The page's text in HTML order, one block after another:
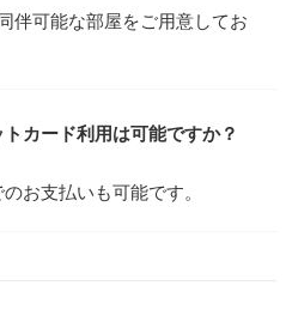
伴可能な部屋をご用意してお
カード利用は可能ですか？
お支払いも可能です。